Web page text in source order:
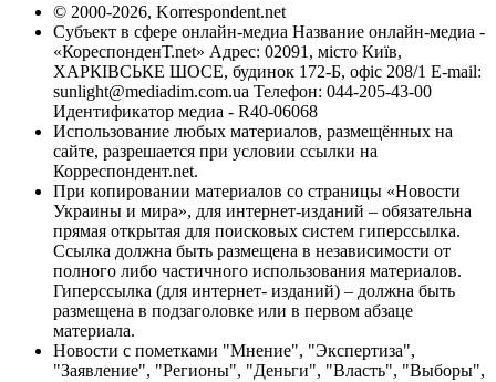
© 2000-2026, Korrespondent.net
Субъект в сфере онлайн-медиа Название онлайн-медиа -
«КореспонденТ.net» Адрес: 02091, місто Київ,
ХАРКІВСЬКЕ ШОСЕ, будинок 172-Б, офіс 208/1 E-mail:
sunlight@mediadim.com.ua Телефон: 044-205-43-00
Идентификатор медиа - R40-06068
Использование любых материалов, размещённых на
сайте, разрешается при условии ссылки на
Корреспондент.net.
При копировании материалов со страницы «Новости
Украины и мира», для интернет-изданий – обязательна
прямая открытая для поисковых систем гиперссылка.
Ссылка должна быть размещена в независимости от
полного либо частичного использования материалов.
Гиперссылка (для интернет- изданий) – должна быть
размещена в подзаголовке или в первом абзаце
материала.
Новости с пометками "Мнение", "Экспертиза",
"Заявление", "Регионы", "Деньги", "Власть", "Выборы",